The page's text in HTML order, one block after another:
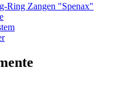
Ring Zangen "Spenax"